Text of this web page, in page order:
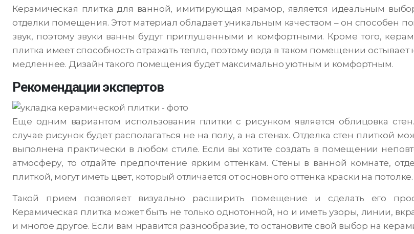
Керамическая плитка для ванной, имитирующая мрамор, является идеальным
отделки помещения. Этот материал обладает уникальным качеством – он способен
звук, поэтому звуки ванны будут приглушенными и комфортными. Кроме того,
плитка имеет способность отражать тепло, поэтому вода в таком помещении остывает
медленнее. Дизайн такого помещения будет максимально уютным и комфортным.
Рекомендации экспертов
Еще одним вариантом использования плитки с рисунком является облицовка
случае рисунок будет располагаться не на полу, а на стенах. Отделка стен плиткой
выполнена практически в любом стиле. Если вы хотите создать в помещении
атмосферу, то отдайте предпочтение ярким оттенкам. Стены в ванной комнате,
плиткой, могут иметь цвет, который отличается от основного оттенка краски на потолке.
Такой прием позволяет визуально расширить помещение и сделать его
Керамическая плитка может быть не только однотонной, но и иметь узоры, линии,
и многое другое. Если вам нравится разнообразие, то остановите свой выбор на